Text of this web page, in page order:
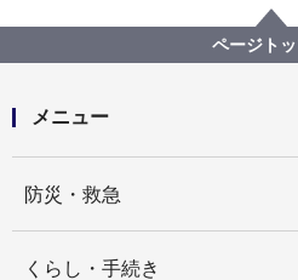
【契約結果公表】【公募
「ヨコハマ未来創造会議
ページト
メニュー
防災・救急
くらし・手続き